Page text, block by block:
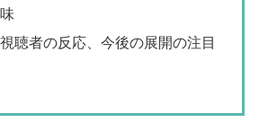
聴者の反応、今後の展開の注目